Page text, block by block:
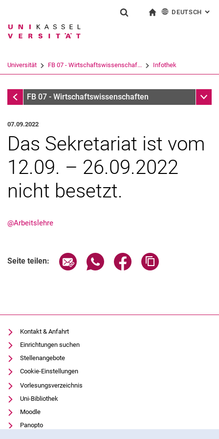
Springe direkt zu: Inhalt
Springe direkt zu: Suche
Springe direkt zu:
Suchbegriff
Suchen (öffnet externen Link in einem
DEUTSCH :
Universität FB 07 - Wirtschaftswissenschaf... Infothek
InfothekFB 07 - Wirtschaftswissenschaften
07.09.2022
Das Sekretariat ist vom
12.09. – 26.09.2022
nicht besetzt.
@Arbeitslehre
Seite teilen: Seite über E-Mail teilen
Seite über WhatsApp teilen
Seite über Facebook
Kontakt & Anfahrt
Einrichtungen suchen
Stellenangebote
Cookie-Einstellungen
Vorlesungsverzeichnis
Uni-Bibliothek
Moodle
Panopto